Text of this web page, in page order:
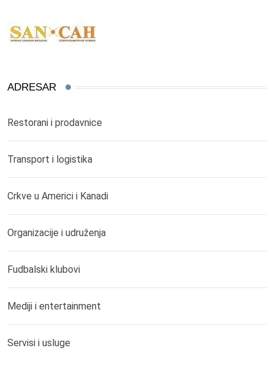
ADRESAR
Restorani i prodavnice
Transport i logistika
Crkve u Americi i Kanadi
Organizacije i udruženja
Fudbalski klubovi
Mediji i entertainment
Servisi i usluge